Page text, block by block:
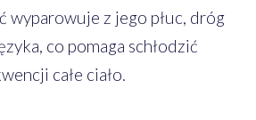
wyparowuje z jego płuc, dróg
co pomaga schłodzić
całe ciało.